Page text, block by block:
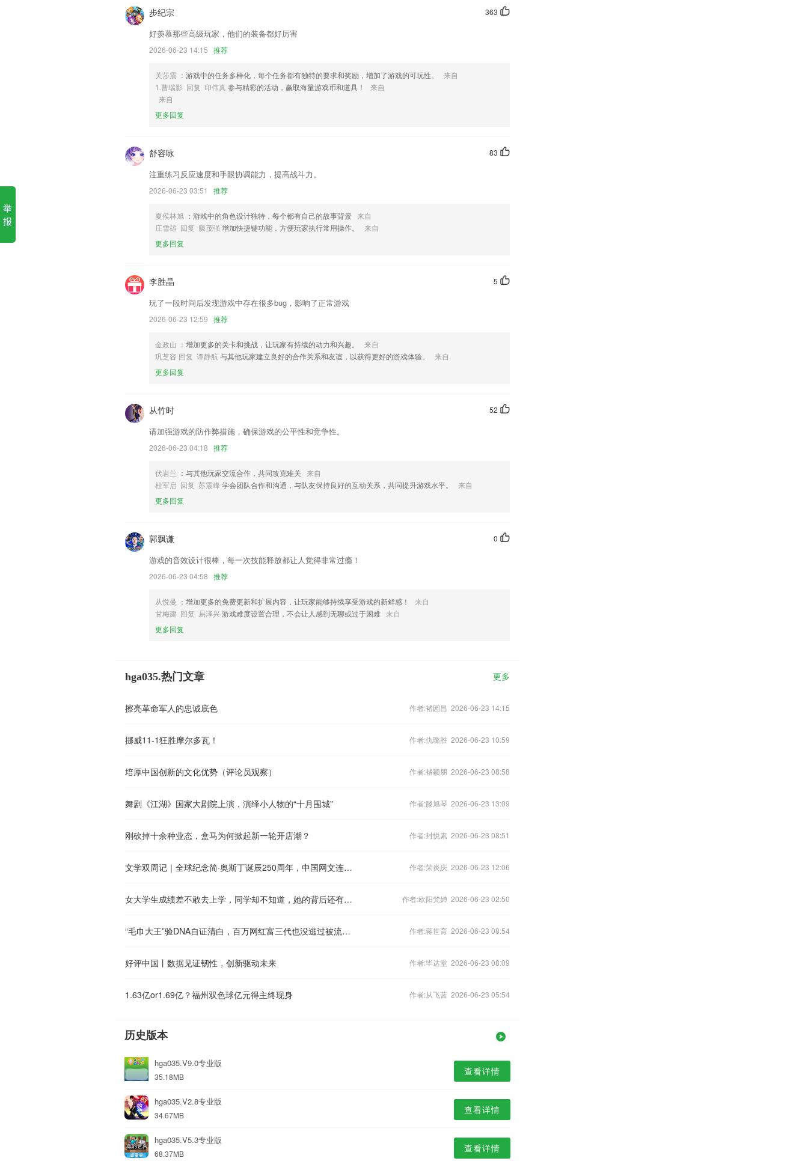
3,提供多种笔触控制，对比控制，纸张细节控制让你的作品细节更加完美；
4,50个英语睡前故事，纯正美式发音，每天磨耳朵。
5,用心交流 get满满能量
hga035.软件优势
1.·拥有每日刷题、考点训练、真题测试、随机测试、收藏夹、错题本等功能可供考生免费使用，多种形式刷题不
3.智能分析了每个人的高频错题从而生成个性化题库
4.：有趣好玩的练习游戏，提起儿童学习的兴趣。
5.有专业团队维护，全程追踪服务。
hga035.更新了什么?
点击图标，可查看详情，进一步的做下钻链接联动分析
私信内容可以被单独删除了
修复已知隐私问题，符合工信部隐私合规
修复了聚三聚六模型排序问题。
联系我们
以上就是hga035.的介绍，如果您喜欢这款软件，您可以到应用商店进行打分评论，说出您的使用经历，以帮助
我们更好的对产品进行优化修改。
363
步纪宗
好羡慕那些高级玩家，他们的装备都好厉害
2026-06-23 14:15 推荐
关莎震 ：游戏中的任务多样化，每个任务都有独特的要求和奖励，增加了游戏的可玩性。
来自
1.曹瑞影 回复 印伟真 参与精彩的活动，赢取海量游戏币和道具！
来自
来自
更多回复
83
舒容咏
注重练习反应速度和手眼协调能力，提高战斗力。
2026-06-23 03:51 推荐
夏侯林旭 ：游戏中的角色设计独特，每个都有自己的故事背景 来自
庄雪雄 回复 滕茂强 增加快捷键功能，方便玩家执行常用操作。
来自
更多回复
5
李胜晶
玩了一段时间后发现游戏中存在很多bug，影响了正常游戏
2026-06-23 12:59 推荐
金政山 ：增加更多的关卡和挑战，让玩家有持续的动力和兴趣。
来自
巩芝容 回复 谭静航 与其他玩家建立良好的合作关系和友谊，以获得更好的游戏体验。
来自
更多回复
52
从竹时
请加强游戏的防作弊措施，确保游戏的公平性和竞争性。
2026-06-23 04:18 推荐
伏岩兰 ：与其他玩家交流合作，共同攻克难关 来自
杜军启 回复 苏震峰 学会团队合作和沟通，与队友保持良好的互动关系，共同提升游戏水平。
来自
更多回复
0
郭飘谦
游戏的音效设计很棒，每一次技能释放都让人觉得非常过瘾！
2026-06-23 04:58 推荐
从悦曼 ：增加更多的免费更新和扩展内容，让玩家能够持续享受游戏的新鲜感！
来自
甘梅建 回复 易泽兴游戏难度设置合理，不会让人感到无聊或过于困难 来自
更多回复
hga035.热门文章 更多
擦亮革命军人的忠诚底色 作者:褚园昌 2026-06-23 14:15
挪威11-1狂胜摩尔多瓦！ 作者:仇璐胜 2026-06-23 10:59
培厚中国创新的文化优势（评论员观察） 作者:褚颖朋 2026-06-23 08:58
舞剧《江湖》国家大剧院上演，演绎小人物的“十月围城” 作者:滕旭琴 2026-06-23 13:09
刚砍掉十余种业态，盒马为何掀起新一轮开店潮？ 作者:封悦素 2026-06-23 08:51
文学双周记｜全球纪念简·奥斯丁诞辰250周年，中国网文连接全球 作者:荣炎庆 2026-06-23 12:06
女大学生成绩差不敢去上学，同学却不知道，她的背后还有体操冠军这个身份！ 作者:欧阳梵婵 2026-06-23 02:50
“毛巾大王”验DNA自证清白，百万网红富三代也没逃过被流量反噬？ 作者:蒋世育 2026-06-23 08:54
好评中国丨数据见证韧性，创新驱动未来 作者:毕达堂 2026-06-23 08:09
1.63亿or1.69亿？福州双色球亿元得主终现身 作者:从飞蓝 2026-06-23 05:54
历史版本
hga035.V9.0专业版
35.18MB 查看详情
hga035.V2.8专业版
34.67MB 查看详情
hga035.V5.3专业版
68.37MB 查看详情
举
报